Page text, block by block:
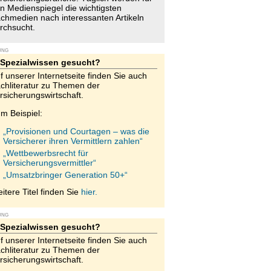
Medienspiegel die wichtigsten
nach interessanten Artikeln
Spezialwissen gesucht?
unserer Internetseite finden Sie auch
zu Themen der
Beispiel:
„Provisionen und Courtagen – was die
Versicherer ihren Vermittlern zahlen“
„Wettbewerbsrecht für
Versicherungsvermittler“
„Umsatzbringer Generation 50+“
Titel finden Sie hier.
Spezialwissen gesucht?
unserer Internetseite finden Sie auch
zu Themen der